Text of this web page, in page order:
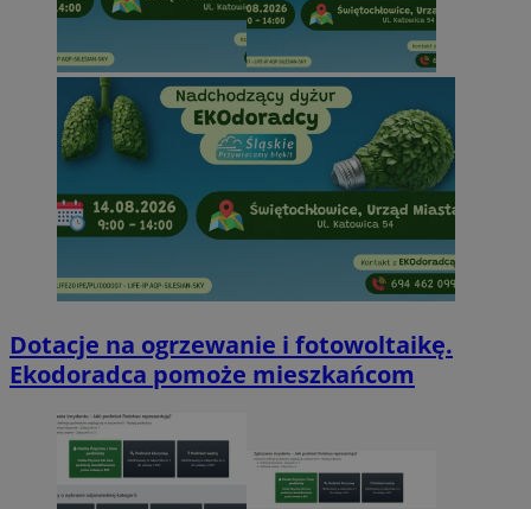
Dotacje na ogrzewanie i fotowoltaikę.
Ekodoradca pomoże mieszkańcom